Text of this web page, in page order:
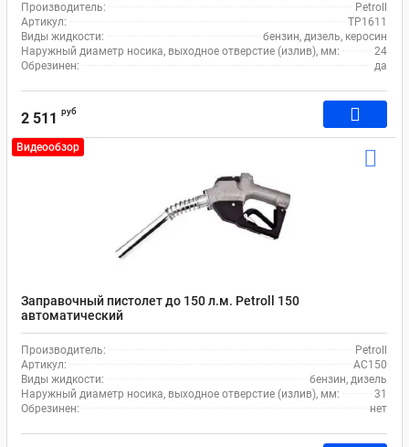
Производитель:
Petroll
Артикул:
TP1611
Виды жидкости:
бензин, дизель, керосин
Наружный диаметр носика, выходное отверстие (излив), мм:
24
Обрезинен:
да
2 511 руб
Видеообзор
Заправочный пистолет до 150 л.м. Petroll 150
автоматический
Производитель:
Petroll
Артикул:
AC150
Виды жидкости:
бензин, дизель
Наружный диаметр носика, выходное отверстие (излив), мм:
31
Обрезинен:
нет